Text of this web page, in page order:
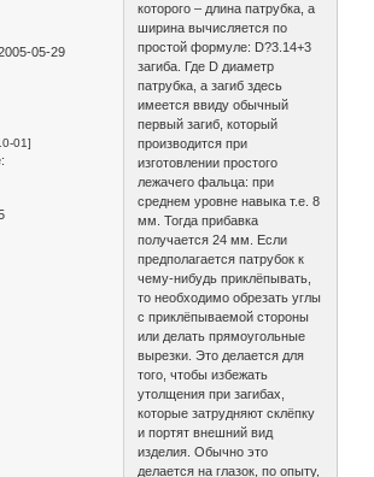
05-29
01]
которого – длина патрубка, а
ширина вычисляется по
простой формуле: D?3.14+3
загиба. Где D диаметр
патрубка, а загиб здесь
имеется ввиду обычный
первый загиб, который
производится при
изготовлении простого
лежачего фальца: при
среднем уровне навыка т.е. 8
мм. Тогда прибавка
получается 24 мм. Если
предполагается патрубок к
чему-нибудь приклёпывать,
то необходимо обрезать углы
с приклёпываемой стороны
или делать прямоугольные
вырезки. Это делается для
того, чтобы избежать
утолщения при загибах,
которые затрудняют склёпку
и портят внешний вид
изделия. Обычно это
делается на глазок, по опыту,